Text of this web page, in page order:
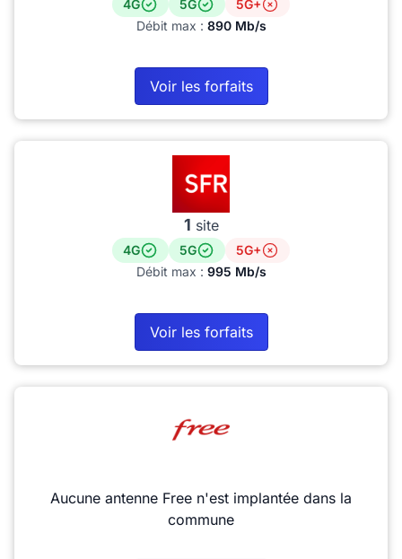
4G 5G
5G+
Débit max : 890 Mb/s
Voir les forfaits
1 site
4G 5G
5G+
Débit max : 995 Mb/s
Voir les forfaits
Aucune antenne Free n'est implantée dans la
commune